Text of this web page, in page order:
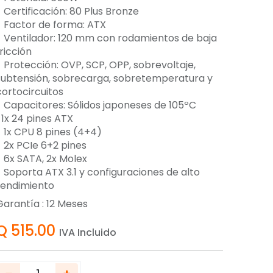
80 Plus Bronze
de forma: ATX
120 mm con rodamientos de baja
OVP, SCP, OPP, sobrevoltaje,
sobrecarga, sobretemperatura y
Sólidos japoneses de 105ºC
24 pines ATX
CPU 8 pines (4+4)
PCIe 6+2 pines
SATA, 2x Molex
ATX 3.1 y configuraciones de alto
: 12Meses
515.00 IVA Incluido